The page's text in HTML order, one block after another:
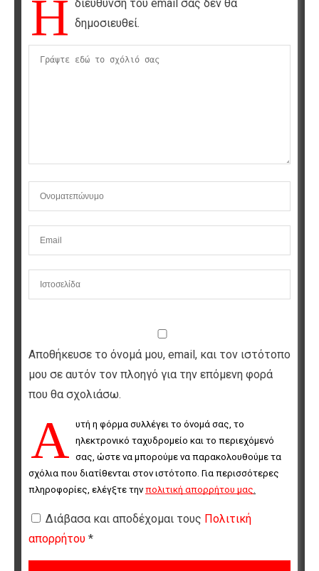
Η διεύθυνση του email σας δεν θα
δημοσιευθεί.
Αποθήκευσε το όνομά μου, email, και τον ιστότοπο
μου σε αυτόν τον πλοηγό για την επόμενη φορά
που θα σχολιάσω.
Α υτή η φόρμα συλλέγει το όνομά σας, το
ηλεκτρονικό ταχυδρομείο και το περιεχόμενό
σας, ώστε να μπορούμε να παρακολουθούμε τα
σχόλια που διατίθενται στον ιστότοπο. Για περισσότερες
πληροφορίες, ελέγξτε την πολιτική απορρήτου μας
Διάβασα και αποδέχομαι τους Πολιτική
απορρήτου *